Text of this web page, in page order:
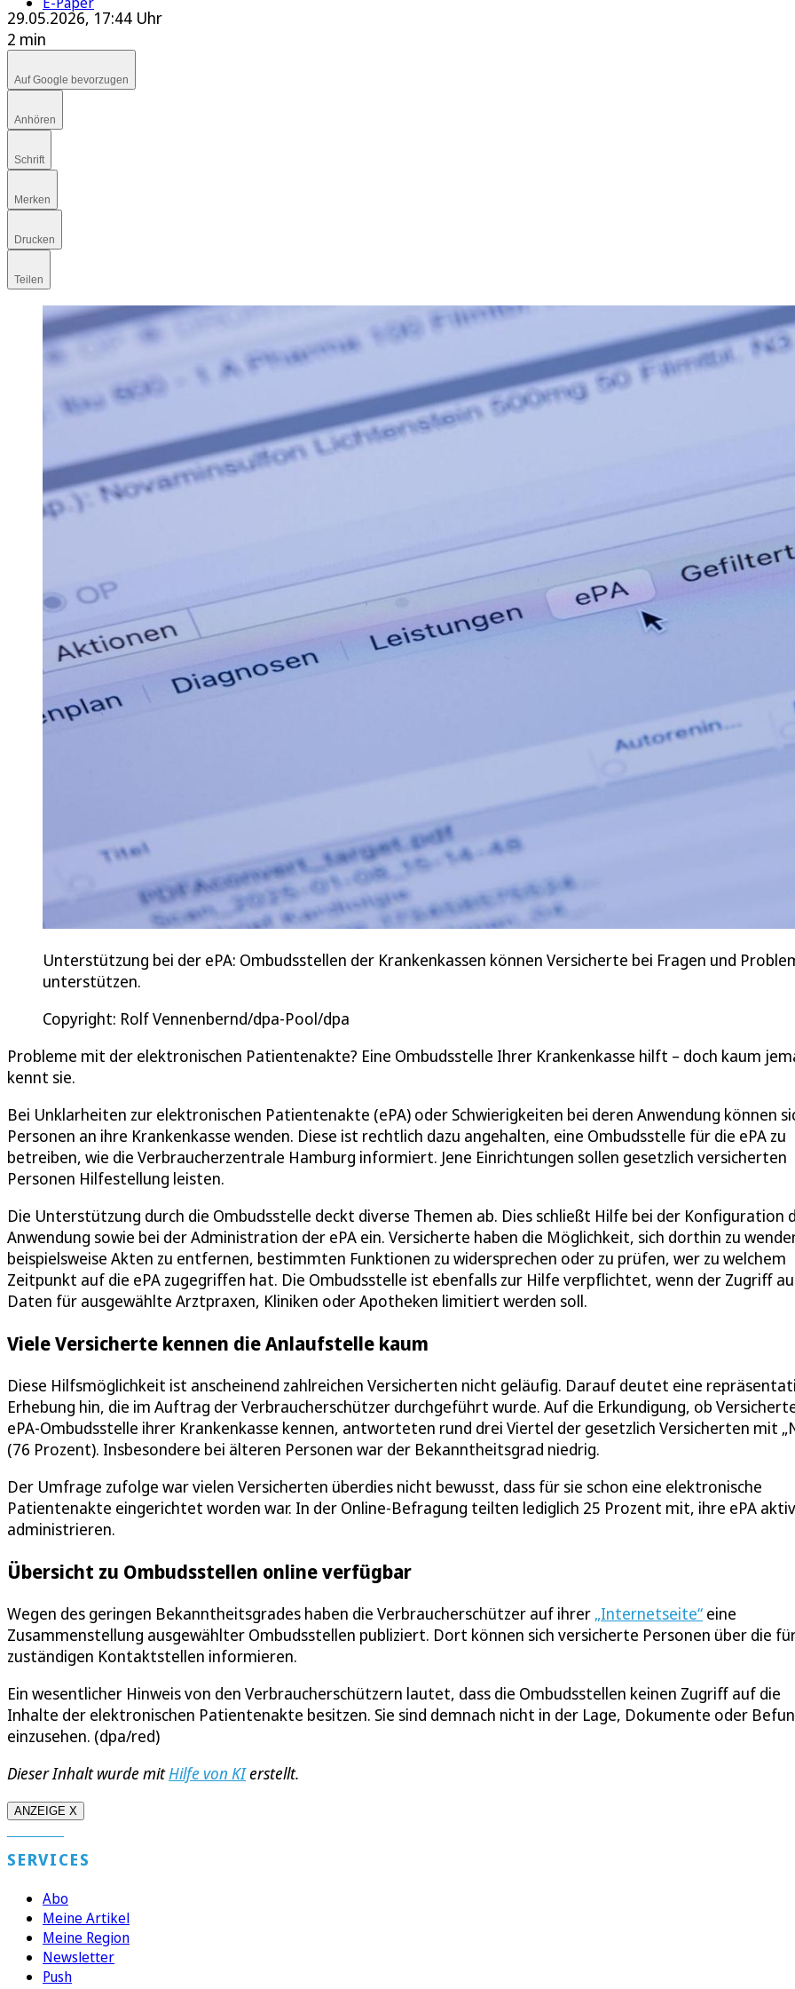
29.05.2026, 17:44 Uhr
2 min
Auf Google bevorzugen
Anhören
Schrift
Merken
Drucken
Teilen
Unterstützung bei der ePA: Ombudsstellen der Krankenkassen können Versicherte bei Fragen und
unterstützen.
Copyright: Rolf Vennenbernd/dpa-Pool/dpa
Probleme mit der elektronischen Patientenakte? Eine Ombudsstelle Ihrer Krankenkasse hilft – doch kaum
kennt sie.
Bei Unklarheiten zur elektronischen Patientenakte (ePA) oder Schwierigkeiten bei deren Anwendung können
Personen an ihre Krankenkasse wenden. Diese ist rechtlich dazu angehalten, eine Ombudsstelle für die ePA zu
betreiben, wie die Verbraucherzentrale Hamburg informiert. Jene Einrichtungen sollen gesetzlich versicherten
Personen Hilfestellung leisten.
Die Unterstützung durch die Ombudsstelle deckt diverse Themen ab. Dies schließt Hilfe bei der Konfiguration
Anwendung sowie bei der Administration der ePA ein. Versicherte haben die Möglichkeit, sich dorthin zu
beispielsweise Akten zu entfernen, bestimmten Funktionen zu widersprechen oder zu prüfen, wer zu welchem
Zeitpunkt auf die ePA zugegriffen hat. Die Ombudsstelle ist ebenfalls zur Hilfe verpflichtet, wenn der Zugriff
Daten für ausgewählte Arztpraxen, Kliniken oder Apotheken limitiert werden soll.
Viele Versicherte kennen die Anlaufstelle kaum
Diese Hilfsmöglichkeit ist anscheinend zahlreichen Versicherten nicht geläufig. Darauf deutet eine
Erhebung hin, die im Auftrag der Verbraucherschützer durchgeführt wurde. Auf die Erkundigung, ob
ePA-Ombudsstelle ihrer Krankenkasse kennen, antworteten rund drei Viertel der gesetzlich Versicherten mit
(76 Prozent). Insbesondere bei älteren Personen war der Bekanntheitsgrad niedrig.
Der Umfrage zufolge war vielen Versicherten überdies nicht bewusst, dass für sie schon eine elektronische
Patientenakte eingerichtet worden war. In der Online-Befragung teilten lediglich 25 Prozent mit, ihre ePA
administrieren.
Übersicht zu Ombudsstellen online verfügbar
Wegen des geringen Bekanntheitsgrades haben die Verbraucherschützer auf ihrer „Internetseite“ eine
Zusammenstellung ausgewählter Ombudsstellen publiziert. Dort können sich versicherte Personen über die
zuständigen Kontaktstellen informieren.
Ein wesentlicher Hinweis von den Verbraucherschützern lautet, dass die Ombudsstellen keinen Zugriff auf die
Inhalte der elektronischen Patientenakte besitzen. Sie sind demnach nicht in der Lage, Dokumente oder
einzusehen. (dpa/red)
Dieser Inhalt wurde mitHilfe von KIerstellt.
ANZEIGE X
SERVICES
Abo
Meine Artikel
Meine Region
Newsletter
Push